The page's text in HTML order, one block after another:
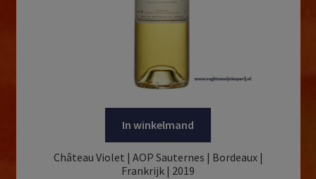
In winkelmand
Château Violet | AOP Sauternes | Bordeaux |
Frankrijk | 2019